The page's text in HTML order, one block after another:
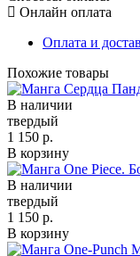
Онлайн оплата
Оплата и
Похожие товары
В наличии
твердый
1 150 р.
В корзину
В наличии
твердый
1 150 р.
В корзину